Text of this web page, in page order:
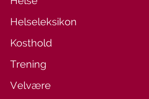
Helseleksikon
Kosthold
Trening
Velvære